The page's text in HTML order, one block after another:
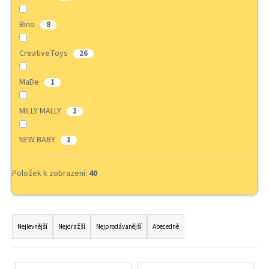
Bino 8
CreativeToys 26
MaDe 1
MILLY MALLY 1
NEW BABY 1
Položek k zobrazení: 40
Ř
a
z
e
Nejlevnější Nejdražší Nejprodávanější Abecedně
a
?
D
p
o
r